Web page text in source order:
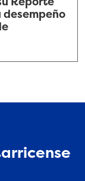
desempeño